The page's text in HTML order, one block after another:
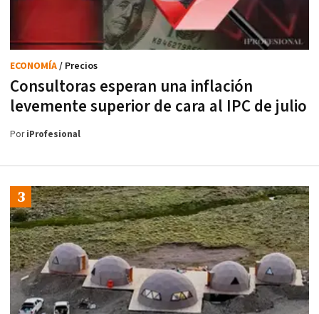
Consultoras esperan una inflación
levemente superior de cara al IPC de julio
ECONOMÍA/ Precios
PoriProfesional